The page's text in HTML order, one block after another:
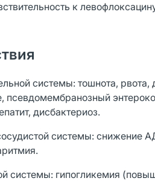
к
системы: тошнота,
псевдомембранозный
дисбактериоз.
системы: снижение
системы: гипогликемия